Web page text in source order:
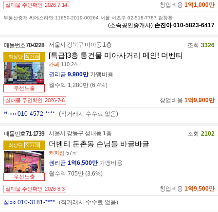
실매물 주인확인: 2026-7-14 창업비용 1억1,000만
부동산중개 씨에스라인 11650-2019-00264 서울 서초구 02-518-7787 김창환
(소속공인중개사) 손진아 010-5823-6417
매물번호70-0228
최상단 직거래
우선노출
서울시 강북구 미아동 1층 조회 3326
[특급]3층 통건물 미아사거리 메인! 더벤티
카페 110.24㎡
권리금 9,900만 가맹비용
월수익 1,280만 (6.4%)
실매물 주인확인: 2026-7-6 창업비용 1억9,900만
박○○ 010-4572-**** (직거래시 수수료 없음)
매물번호71-1739
최상단 직거래
우선노출
서울시 강동구 성내동 1층 조회 2102
더벤티 둔촌동 손님들 바글바글
커피점 57㎡
권리금 1억6,500만 가맹비용
월수익 705만 (3.6%)
실매물 주인확인: 2026-8-3 창업비용 1억9,500만
심○○ 010-3181-**** (직거래시 수수료 없음)